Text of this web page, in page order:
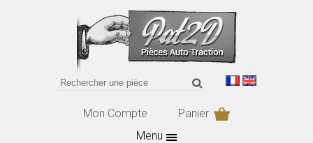
Mon Compte
Panier
Menu